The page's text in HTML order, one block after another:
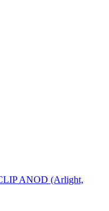
ANOD (Arlight,